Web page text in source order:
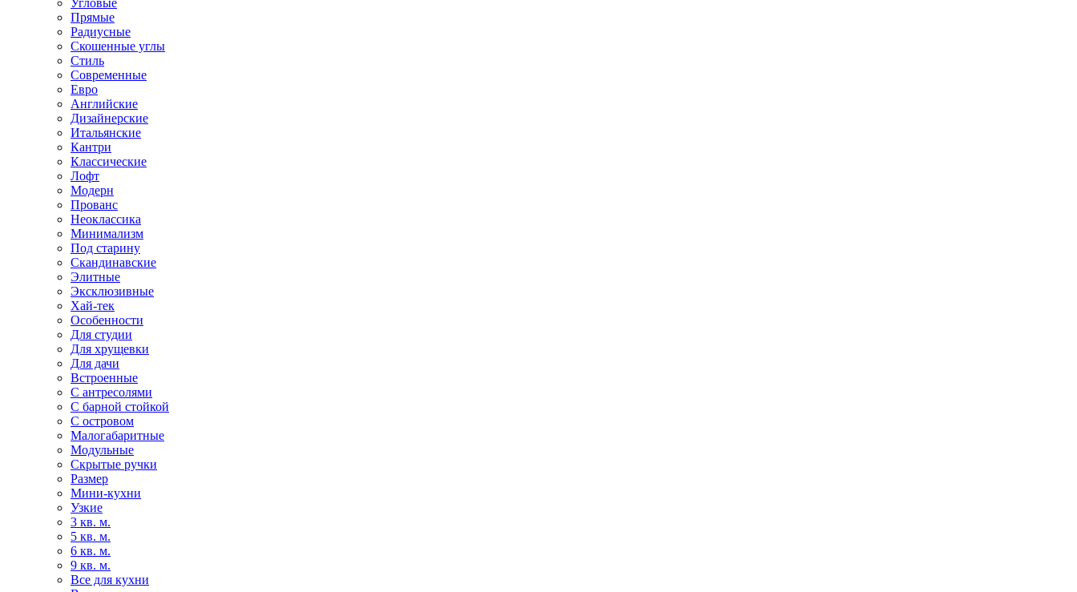
Прямые
Радиусные
Скошенные углы
Стиль
Современные
Евро
Английские
Дизайнерские
Итальянские
Кантри
Классические
Лофт
Модерн
Прованс
Неоклассика
Минимализм
Под старину
Скандинавские
Элитные
Эксклюзивные
Хай-тек
Особенности
Для студии
Для хрущевки
Для дачи
Встроенные
С антресолями
С барной стойкой
С островом
Малогабаритные
Модульные
Скрытые ручки
Размер
Мини-кухни
Узкие
3 кв. м.
5 кв. м.
6 кв. м.
9 кв. м.
Все для кухни